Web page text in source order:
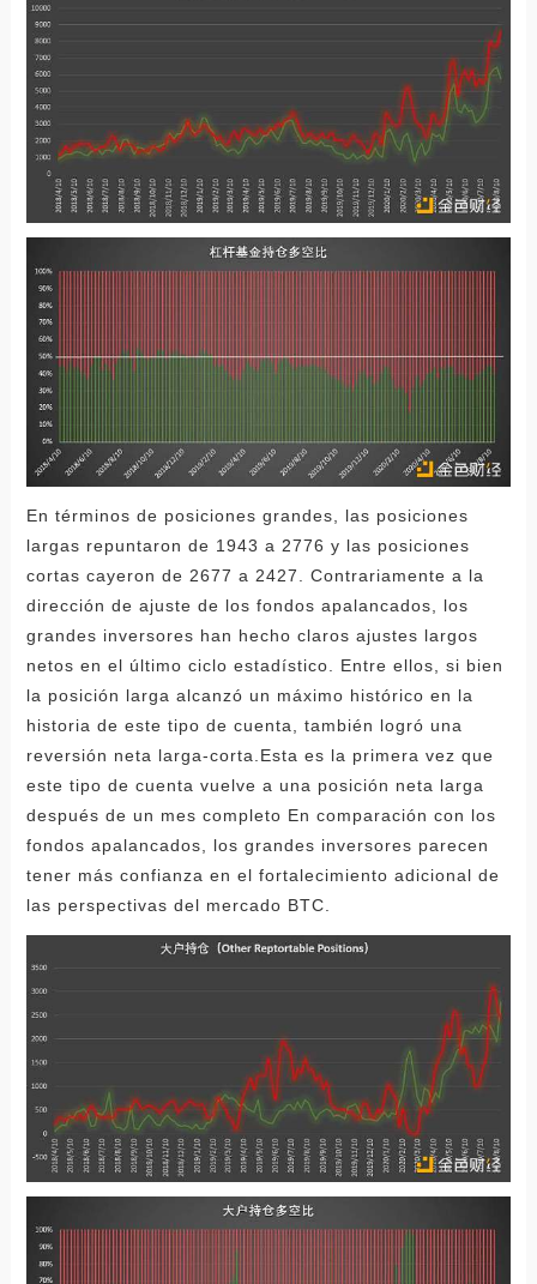
En términos de posiciones grandes, las posiciones
largas repuntaron de 1943 a 2776 y las posiciones
cortas cayeron de 2677 a 2427. Contrariamente a la
dirección de ajuste de los fondos apalancados, los
grandes inversores han hecho claros ajustes largos
netos en el último ciclo estadístico. Entre ellos, si bien
la posición larga alcanzó un máximo histórico en la
historia de este tipo de cuenta, también logró una
reversión neta larga-corta.Esta es la primera vez que
este tipo de cuenta vuelve a una posición neta larga
después de un mes completo En comparación con los
fondos apalancados, los grandes inversores parecen
tener más confianza en el fortalecimiento adicional de
las perspectivas del mercado BTC.